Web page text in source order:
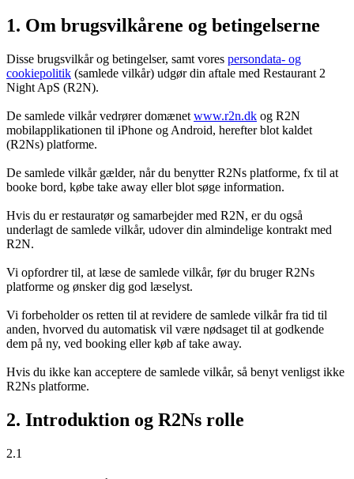
1. Om brugsvilkårene og betingelserne
Disse brugsvilkår og betingelser, samt vores persondata- og
cookiepolitik (samlede vilkår) udgør din aftale med Restaurant 2
Night ApS (R2N).
De samlede vilkår vedrører domænet www.r2n.dk og R2N
mobilapplikationen til iPhone og Android, herefter blot kaldet
(R2Ns) platforme.
De samlede vilkår gælder, når du benytter R2Ns platforme, fx til at
booke bord, købe take away eller blot søge information.
Hvis du er restauratør og samarbejder med R2N, er du også
underlagt de samlede vilkår, udover din almindelige kontrakt med
R2N.
Vi opfordrer til, at læse de samlede vilkår, før du bruger R2Ns
platforme og ønsker dig god læselyst.
Vi forbeholder os retten til at revidere de samlede vilkår fra tid til
anden, hvorved du automatisk vil være nødsaget til at godkende
dem på ny, ved booking eller køb af take away.
Hvis du ikke kan acceptere de samlede vilkår, så benyt venligst ikke
R2Ns platforme.
2. Introduktion og R2Ns rolle
2.1